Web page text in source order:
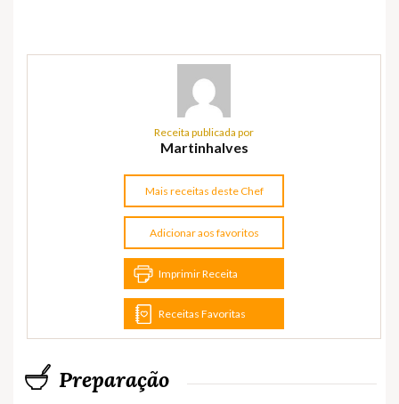
Receita publicada por
Martinhalves
Mais receitas deste Chef
Adicionar aos favoritos
Imprimir Receita
Receitas Favoritas
Preparação